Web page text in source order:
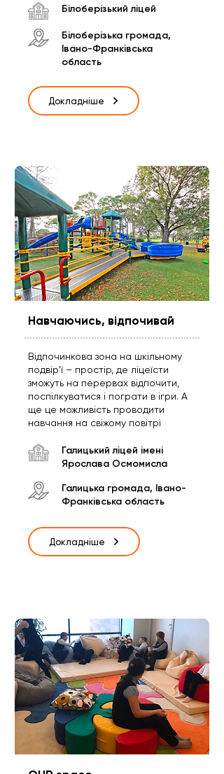
Білоберізький ліцей
Білоберізька громада,
Івано-Франківська
область
Докладніше
Навчаючись, відпочивай
Відпочинкова зона на шкільному
подвір'ї – простір, де ліцеїсти
зможуть на перервах відпочити,
поспілкуватися і пограти в ігри. А
ще це можливість проводити
навчання на свіжому повітрі
Галицький ліцей імені
Ярослава Осмомисла
Галицька громада, Івано-
Франківська область
Докладніше